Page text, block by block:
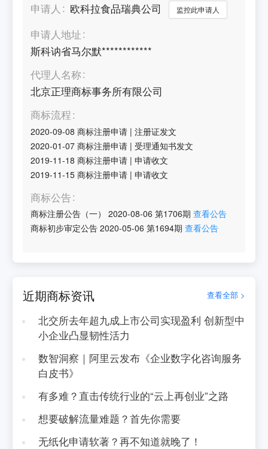
申请人
欧科拉食品瑞典公司 监控此申请人
申请人地址
斯科讷省马尔默************
代理人名称
北京正理商标事务所有限公司
商标流程
2020-09-08 商标注册申请 |注册证发文
2020-01-07 商标注册申请 |受理通知书发文
2019-11-18 商标注册申请 |申请收文
2019-11-15 商标注册申请 |申请收文
商标公告
商标注册公告（一） 2020-08-06 第1706期 查看公告
商标初步审定公告 2020-05-06 第1694期 查看公告
近期商标资讯 查看全部 >
北交所去年超九成上市公司实现盈利 创新型中
小企业凸显韧性活力
数智洞察｜阿里云发布《企业数字化咨询服务
白皮书》
有多难？直击传统行业的“云上再创业”之路
想要破解流量难题？首先你需要
无纸化申请软著？再不知道就晚了！